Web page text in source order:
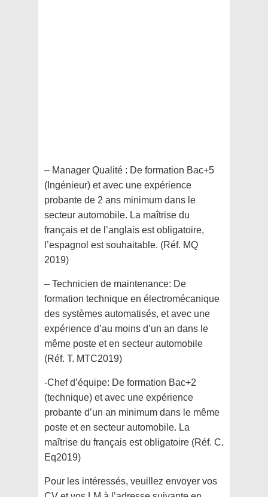
– Manager Qualité : De formation Bac+5
(Ingénieur) et avec une expérience
probante de 2 ans minimum dans le
secteur automobile. La maîtrise du
français et de l’anglais est obligatoire,
l’espagnol est souhaitable. (Réf. MQ
2019)
– Technicien de maintenance: De
formation technique en électromécanique
des systèmes automatisés, et avec une
expérience d’au moins d’un an dans le
même poste et en secteur automobile
(Réf. T. MTC2019)
-Chef d’équipe: De formation Bac+2
(technique) et avec une expérience
probante d’un an minimum dans le même
poste et en secteur automobile. La
maîtrise du français est obligatoire (Réf. C.
Eq2019)
Pour les intéressés, veuillez envoyer vos